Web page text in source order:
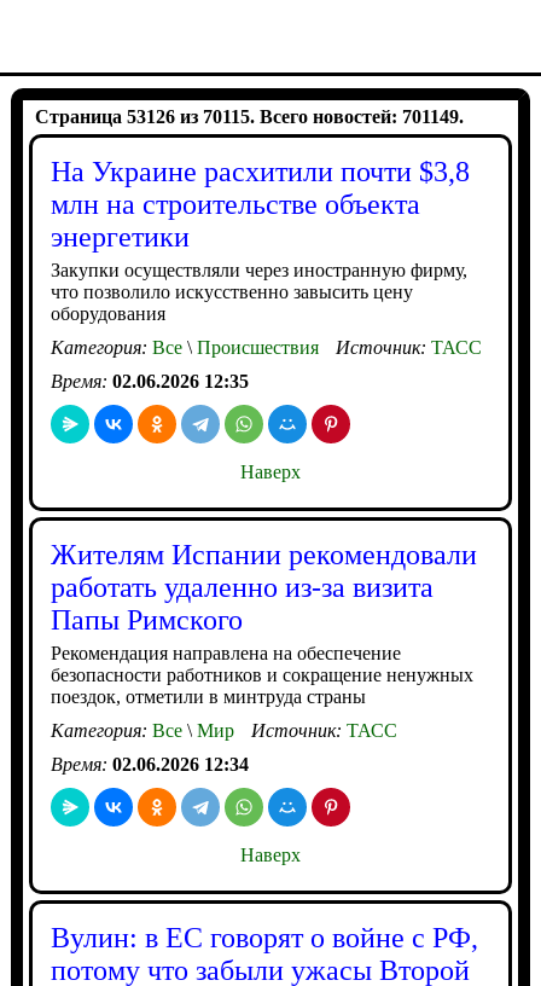
Страница 53126 из 70115. Всего новостей: 701149.
На Украине расхитили почти $3,8
млн на строительстве объекта
энергетики
Закупки осуществляли через иностранную фирму,
что позволило искусственно завысить цену
оборудования
Категория: Все\Происшествия Источник: ТАСС
Время: 02.06.2026 12:35
Наверх
Жителям Испании рекомендовали
работать удаленно из-за визита
Папы Римского
Рекомендация направлена на обеспечение
безопасности работников и сокращение ненужных
поездок, отметили в минтруда страны
Категория: Все\Мир Источник: ТАСС
Время: 02.06.2026 12:34
Наверх
Вулин: в ЕС говорят о войне с РФ,
потому что забыли ужасы Второй